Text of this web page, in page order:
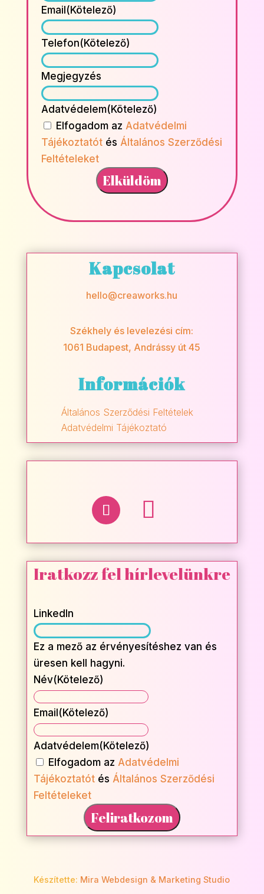
Email(Kötelező)
Telefon(Kötelező)
Megjegyzés
Adatvédelem(Kötelező)
Elfogadom az Adatvédelmi
Tájékoztatót és Általános Szerződési
Feltételeket
Kapcsolat
hello@creaworks.hu
Székhely és levelezési cím:
1061 Budapest, Andrássy út 45
Információk
Általános Szerződési Feltételek
Adatvédelmi Tájékoztató
Iratkozz fel hírlevelünkre
LinkedIn
Ez a mező az érvényesítéshez van és
üresen kell hagyni.
Név(Kötelező)
Név
Email (Kötelező)
Adatvédelem(Kötelező)
Elfogadom az Adatvédelmi
Tájékoztatótés Általános Szerződési
Feltételeket
Készítette: Mira Webdesign & Marketing Studio